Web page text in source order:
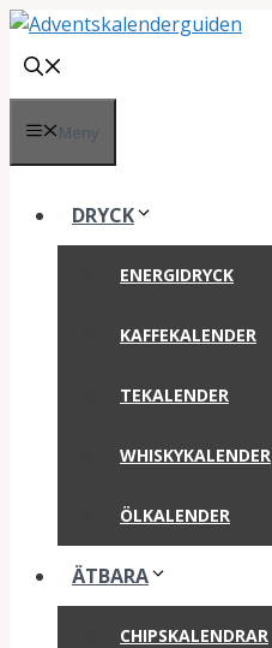
Hoppa
till
innehåll
Meny
DRYCK
ENERGIDRYCK
KAFFEKALENDER
TEKALENDER
WHISKYKALENDER
ÖLKALENDER
ÄTBARA
CHIPSKALENDRAR